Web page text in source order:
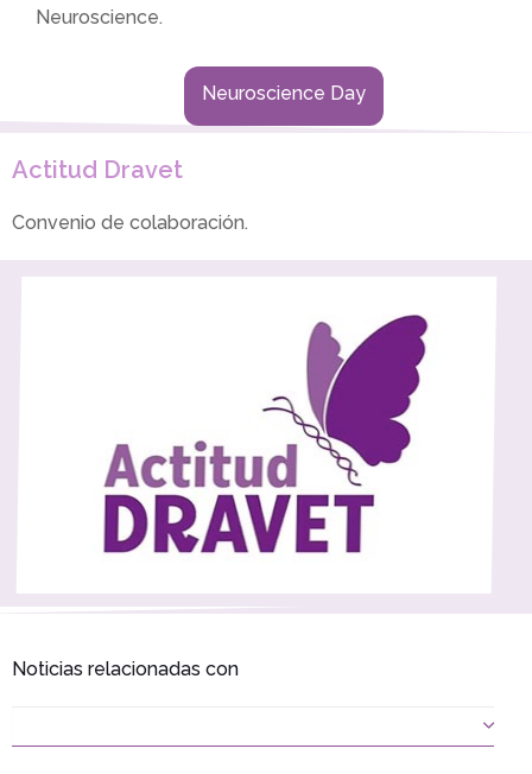
Neuroscience.
Neuroscience Day
Actitud Dravet
Convenio de colaboración.
Noticias relacionadas con